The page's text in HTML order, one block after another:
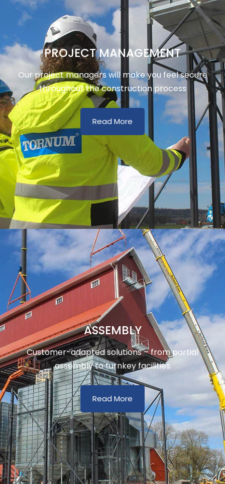
PROJECT MANAGEMENT
Our project managers will make you feel secure
throughout the construction process
Read More
ASSEMBLY
Customer-adapted solutions – from partial
assembly to turnkey facilities
Read More